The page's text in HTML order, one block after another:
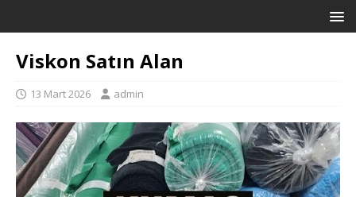
Viskon Satın Alan
13 Mart 2026 admin